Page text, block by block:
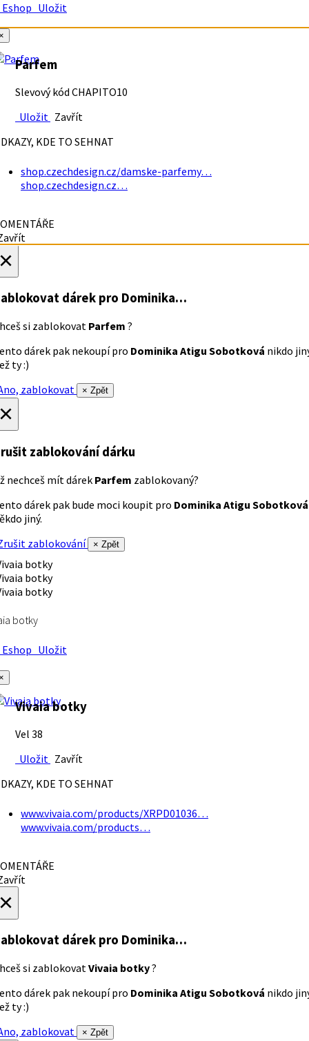
Uložit
Parfem
Slevový kód CHAPITO10
Uložit Zavřít
KDE TO SEHNAT
shop.czechdesign.cz/damske-parfemy…
shop.czechdesign.cz…
dárek pro Dominika…
si zablokovat Parfem ?
dárek pak nekoupí pro Dominika Atigu Sobotková nikdo
ty :)
zablokovat
× Zpět
zablokování dárku
nechceš mít dárek Parfem zablokovaný?
dárek pak bude moci koupit pro Dominika Atigu Sobotková
jiný.
zablokování
× Zpět
botky
Uložit
Vivaia botky
Vel 38
Uložit Zavřít
KDE TO SEHNAT
www.vivaia.com/products/XRPD01036…
www.vivaia.com/products…
dárek pro Dominika…
si zablokovatVivaia botky?
dárek pak nekoupí pro Dominika Atigu Sobotková nikdo
ty :)
zablokovat
× Zpět